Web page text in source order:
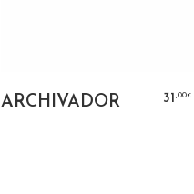
SELECT OPTIONS
ARCHIVADOR 31 ,00€